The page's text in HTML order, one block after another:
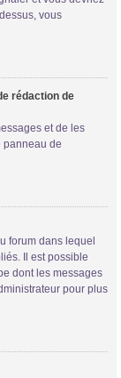
vous
rédaction de
et de les
panneau de
forum dans lequel
Il est possible
dont les messages
pour plus